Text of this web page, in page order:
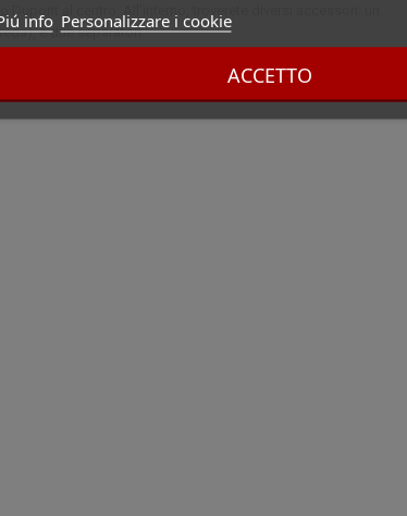
info Personalizzare i cookie
ACCETTO
al centro. All'interno, troverete diversi accessori: un
e due separatori.